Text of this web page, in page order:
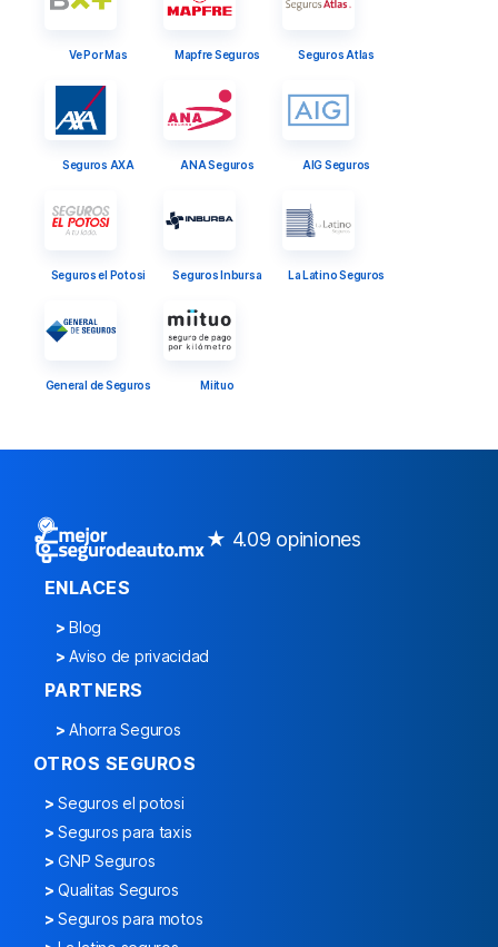
Ve Por Mas Mapfre Seguros Seguros Atlas
Seguros AXA ANA Seguros AIG Seguros
Seguros el Potosi Seguros Inbursa La Latino Seguros
General de Seguros Miituo
★ 4.09 opiniones
ENLACES
> Blog
> Aviso de privacidad
PARTNERS
> Ahorra Seguros
OTROS SEGUROS
> Seguros el potosi
> Seguros para taxis
> GNP Seguros
> Qualitas Seguros
> Seguros para motos